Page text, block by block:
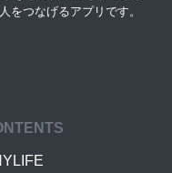
をつなげるアプリです。